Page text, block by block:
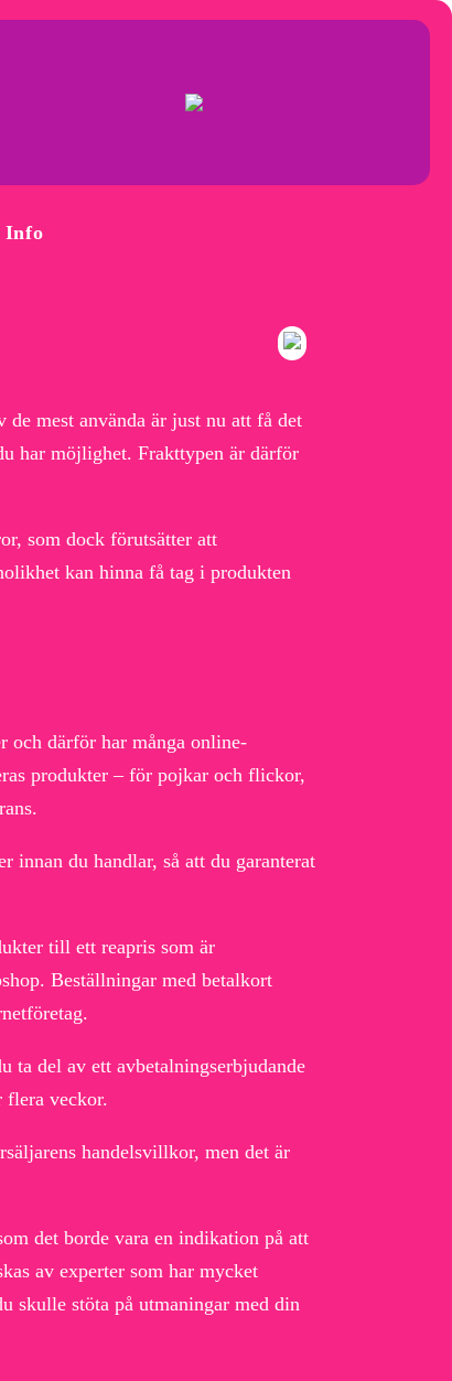
Info
mest använda är just nu att få det
har möjlighet. Frakttypen är därför
som dock förutsätter att
kan hinna få tag i produkten
och därför har många online-
produkter – för pojkar och flickor,
innan du handlar, så att du garanterat
till ett reapris som är
Beställningar med betalkort
ta del av ett avbetalningserbjudande
veckor.
handelsvillkor, men det är
det borde vara en indikation på att
av experter som har mycket
skulle stöta på utmaningar med din